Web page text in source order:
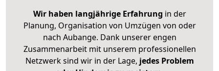
Wir haben langjährige Erfahrung in der
Planung, Organisation von Umzügen von oder
nach Aubange. Dank unserer engen
Zusammenarbeit mit unserem professionellen
Netzwerk sind wir in der Lage, jedes Problem